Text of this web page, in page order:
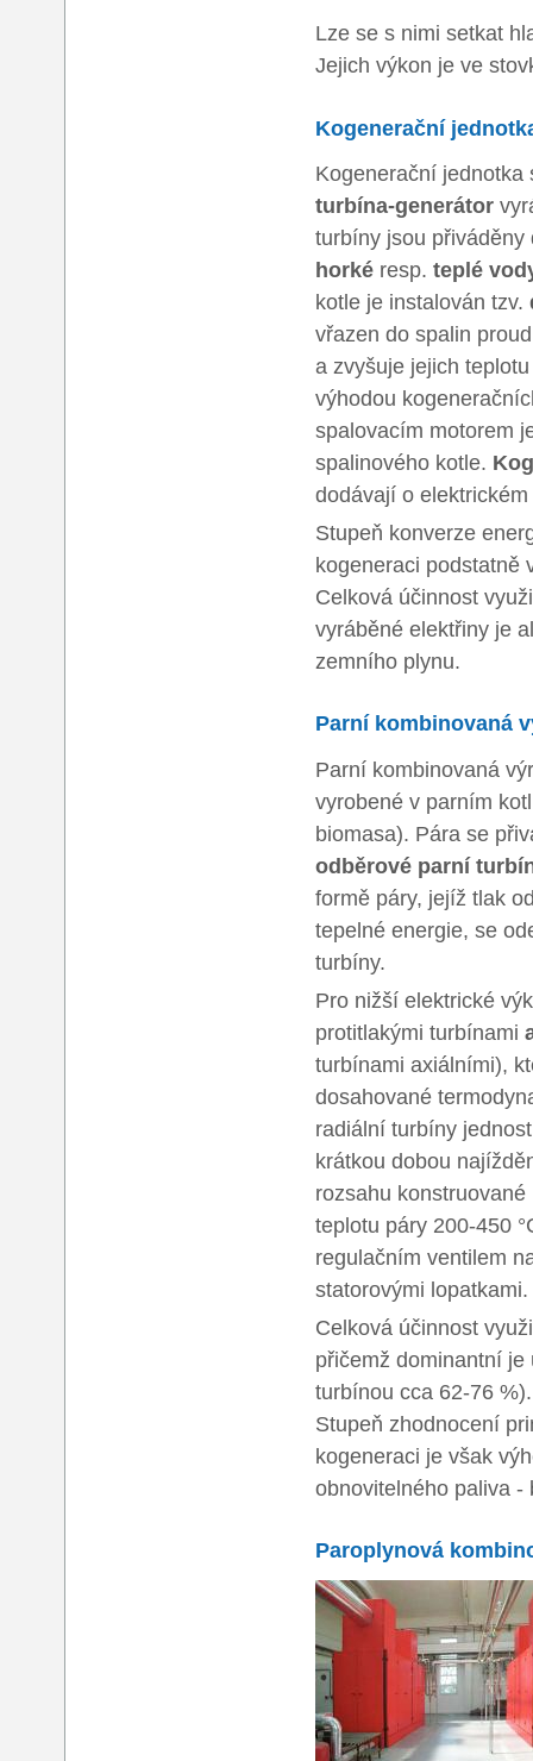
Lze se s nimi setkat
Jejich výkon je ve
Kogenerační
Kogenerační
turbína-generátor
turbíny jsou
horké resp. teplé
kotle je instalován tzv.
vřazen do spalin
a zvyšuje jejich
výhodou
spalovacím motorem
spalinového kotle.
dodávají o
Stupeň konverze
kogeneraci podstatně
Celková účinnost
vyráběné elektřiny je
zemního plynu.
Parní kombinovaná
Parní kombinovaná
vyrobené v parním
biomasa). Pára se
odběrové parní
formě páry, jejíž tlak
tepelné energie, se
turbíny.
Pro nižší elektrické
protitlakými turbínami
turbínami axiálními),
dosahované
radiální turbíny
krátkou dobou
rozsahu
teplotu páry 200-450
regulačním ventilem
statorovými lopatkami.
Celková účinnost
přičemž dominantní
turbínou cca 62-76
Stupeň zhodnocení
kogeneraci je však
obnovitelného paliva -
Paroplynová